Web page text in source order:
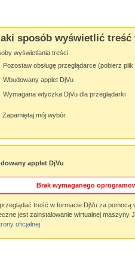
sposób wyświetlić
wyświetlania treści:
Pozostaw obsługę przeglądarce (pobierz plik
Wbudowany applet DjVu
Wymagana wtyczka DjVu dla przeglądarki
Zapamiętaj mój wybór.
applet DjVu
Brak wymaganego
treść w formacie DjVu za pomocą
jest zainstalowanie wirtualnej maszyny
oficjalnej